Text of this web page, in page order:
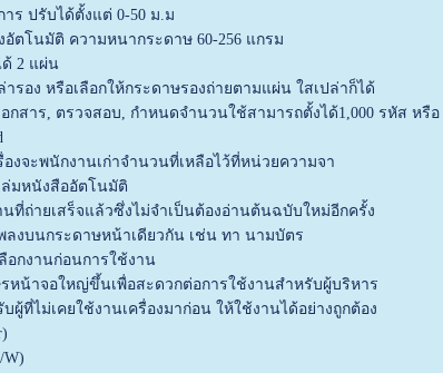
ร ปรับได้ตั้งแต่ 0-50 ม.ม
อัตโนมัติ ความหนากระดาษ 60-256 แกรม
ด้ 2 แผ่น
รอง หรือเลือกให้กระดาษรองถ่ายตามแผ่น ใสเปล่าก็ได้
อกสาร, ตรวจสอบ, กำหนดจำนวนใช้สามารถตั้งได้1,000 รหัส หรือ
องจะพนักงานเก่าจำนวนที่เหลือไว้ที่หน่วยความจา
ล่มหนังสืออัตโนมัติ
นที่ถ่ายเสร็จแล้วซึ่งไม่จำเป็นต้องอ่านต้นฉบับใหม่อีกครั้ง
พลงบนกระดาษหน้าเดียวกัน เช่น ทา นามบัตร
อกงานก่อนการใช้งาน
รหน้าจอใหญ่ขึ้นเพื่อสะดวกต่อการใช้งานสำหรับผู้บริหาร
ที่ไม่เคยใช้งานเครื่องมาก่อน ให้ใช้งานได้อย่างถูกต้อง